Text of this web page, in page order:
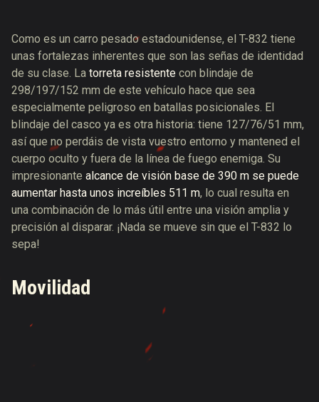
Como es un carro pesado estadounidense, el T-832 tiene
unas fortalezas inherentes que son las señas de identidad
de su clase. La torreta resistente con blindaje de
298/197/152 mm de este vehículo hace que sea
especialmente peligroso en batallas posicionales. El
blindaje del casco ya es otra historia: tiene 127/76/51 mm,
así que no perdáis de vista vuestro entorno y mantened el
cuerpo oculto y fuera de la línea de fuego enemiga. Su
impresionante alcance de visión base de 390 m se puede
aumentar hasta unos increíbles 511 m, lo cual resulta en
una combinación de lo más útil entre una visión amplia y
precisión al disparar. ¡Nada se mueve sin que el T-832 lo
sepa!
Movilidad